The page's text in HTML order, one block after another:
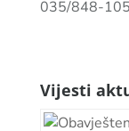
035/848-105
Vijesti